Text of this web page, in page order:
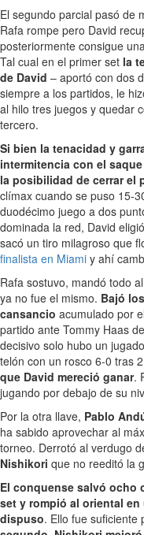
El segundo parcial pasó de
Rafa rompe pero David
posteriormente consigue
Tal cual en el primer set la
de David – aportó con dos
siempre a los partidos, le
al hilo tres juegos y quedar
tercero.
Si bien la tenacidad y
intermitencia con el
la posibilidad de cerrar el
clímax cuando se puso 15-
duodécimo juego a dos
dominada la red, David
sacó un tiro milagroso que
finalista en Miami y ahí
Rafa sostuvo, mandó todo
ya no fue el mismo. Bajó
cansancio acumulado por
partido ante Tommy Haas
decisivo solo hubo un
telón con un rosco 6-0 tras
que David mereció ganar.
jugando por debajo de su
Por la otra llave, Pablo
ha sabido aprovechar al
torneo. Derrotó al verdugo
Nishikori que no reeditó la
El conquense salvó ocho
set y rompió al oriental
dispuso. Ello fue suficiente